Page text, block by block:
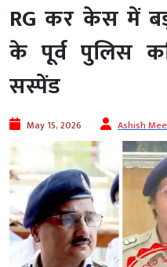
RG कर केस में
के पूर्व पुलिस
सस्पेंड
May 15, 2026 Ashish